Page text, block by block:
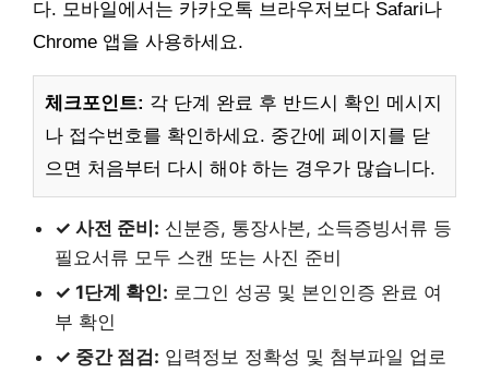
다. 모바일에서는 카카오톡 브라우저보다 Safari나
Chrome 앱을 사용하세요.
체크포인트: 각 단계 완료 후 반드시 확인 메시지
나 접수번호를 확인하세요. 중간에 페이지를 닫
으면 처음부터 다시 해야 하는 경우가 많습니다.
✓ 사전 준비: 신분증, 통장사본, 소득증빙서류 등
필요서류 모두 스캔 또는 사진 준비
✓ 1단계 확인: 로그인 성공 및 본인인증 완료 여
부 확인
✓ 중간 점검: 입력정보 정확성 및 첨부파일 업로